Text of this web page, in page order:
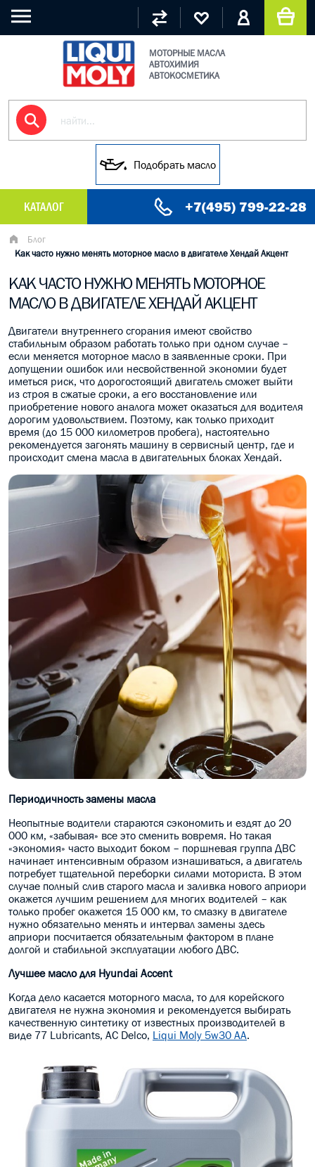
МОТОРНЫЕ МАСЛА
АВТОХИМИЯ
АВТОКОСМЕТИКА
Подобрать масло
КАТАЛОГ +7(495) 799-22-28
МАСЛО МОТОРНОЕ
ГИДРАВЛИЧЕСКИЕ МАСЛА
МАСЛО В КОРОБКУ
КОНСИСТЕНТНАЯ СМАЗКА
БОЧКИ МАСЛА
ИНДУСТРИАЛЬНЫЕ МАСЛА
АНТИФРИЗЫ СПЕЦЖИДКОСТИ
ПРИСАДКИ АВТОХИМИЯ
АВТО КОСМЕТИКА
Блог
Как часто нужно менять моторное масло в двигателе Хендай Акцент
КАК ЧАСТО НУЖНО МЕНЯТЬ МОТОРНОЕ
МАСЛО В ДВИГАТЕЛЕ ХЕНДАЙ АКЦЕНТ
Двигатели внутреннего сгорания имеют свойство
стабильным образом работать только при одном случае –
если меняется моторное масло в заявленные сроки. При
допущении ошибок или несвойственной экономии будет
иметься риск, что дорогостоящий двигатель сможет выйти
из строя в сжатые сроки, а его восстановление или
приобретение нового аналога может оказаться для водителя
дорогим удовольствием. Поэтому, как только приходит
время (до 15 000 километров пробега), настоятельно
рекомендуется загонять машину в сервисный центр, где и
происходит смена масла в двигательных блоках Хендай.
Периодичность замены масла
Неопытные водители стараются сэкономить и ездят до 20
000 км, «забывая» все это сменить вовремя. Но такая
«экономия» часто выходит боком – поршневая группа ДВС
начинает интенсивным образом изнашиваться, а двигатель
потребует тщательной переборки силами моториста. В этом
случае полный слив старого масла и заливка нового априори
окажется лучшим решением для многих водителей – как
только пробег окажется 15 000 км, то смазку в двигателе
нужно обязательно менять и интервал замены здесь
априори посчитается обязательным фактором в плане
долгой и стабильной эксплуатации любого ДВС.
Лучшее масло для Hyundai Accent
Когда дело касается моторного масла, то для корейского
двигателя не нужна экономия и рекомендуется выбирать
качественную синтетику от известных производителей в
виде 77 Lubricants, AC Delco, Liqui Moly 5w30 AA.